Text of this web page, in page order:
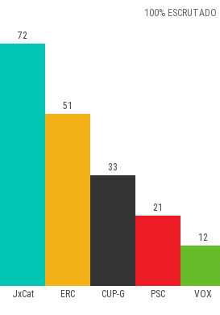
100% ESCRUTADO
JxCat ERC CUP-G PSC VOX
72
51
33
21
12